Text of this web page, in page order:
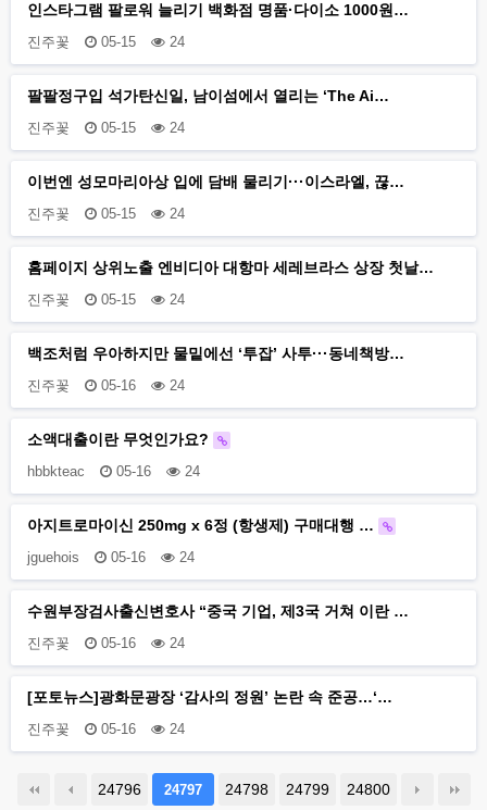
인스타그램 팔로워 늘리기 백화점 명품·다이소 1000원…
진주꽃 05-15 24
팔팔정구입 석가탄신일, 남이섬에서 열리는 ‘The Ai…
진주꽃 05-15 24
이번엔 성모마리아상 입에 담배 물리기···이스라엘, 끊…
진주꽃 05-15 24
홈페이지 상위노출 엔비디아 대항마 세레브라스 상장 첫날…
진주꽃 05-15 24
백조처럼 우아하지만 물밑에선 ‘투잡’ 사투···동네책방…
진주꽃 05-16 24
소액대출이란 무엇인가요?
hbbkteac 05-16 24
아지트로마이신 250mg x 6정 (항생제) 구매대행 …
jguehois 05-16 24
수원부장검사출신변호사 “중국 기업, 제3국 거쳐 이란 …
진주꽃 05-16 24
[포토뉴스]광화문광장 ‘감사의 정원’ 논란 속 준공…‘…
진주꽃 05-16 24
24796 24797 24798 24799 24800